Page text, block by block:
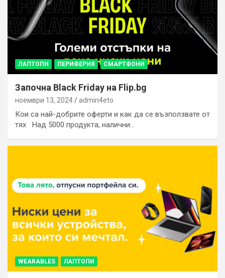
ЛАПТОПИ ПЕРИФЕРИЯ СМАРТФОНИ
Започна Black Friday на Flip.bg
ноември 13, 2024 admin4eto
Кои са най-добрите оферти и как да се възползвате от
тях Над 5000 продукта, налични…
WEARABLES ЛАПТОПИ